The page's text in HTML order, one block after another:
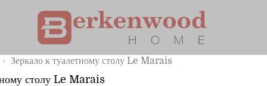
Главная страница
Каталог
Американская мебель Berkenwood
Зеркала
Зеркало к туалетному столу Le Marais
столу Le Marais